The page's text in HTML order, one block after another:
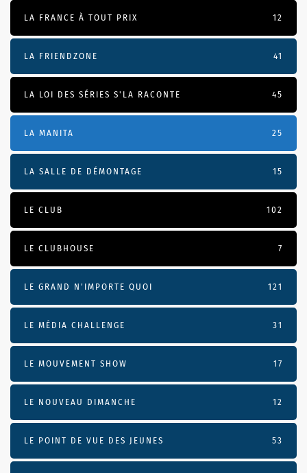
LA FRANCE À TOUT PRIX 12
LA FRIENDZONE 41
LA LOI DES SÉRIES S'LA RACONTE 45
LA MANITA 25
LA SALLE DE DÉMONTAGE 15
LE CLUB 102
LE CLUBHOUSE 7
LE GRAND N’IMPORTE QUOI 121
LE MÉDIA CHALLENGE 31
LE MOUVEMENT SHOW 17
LE NOUVEAU DIMANCHE 12
LE POINT DE VUE DES JEUNES 53